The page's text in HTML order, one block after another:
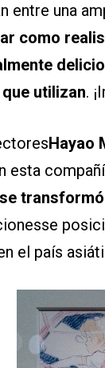
entre una
como
utilizan.
Hayao
esta
el país